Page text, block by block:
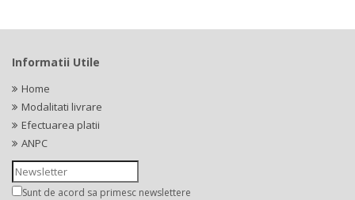
Informatii Utile
Home
Modalitati livrare
Efectuarea platii
ANPC
Sunt de acord sa primesc newslettere